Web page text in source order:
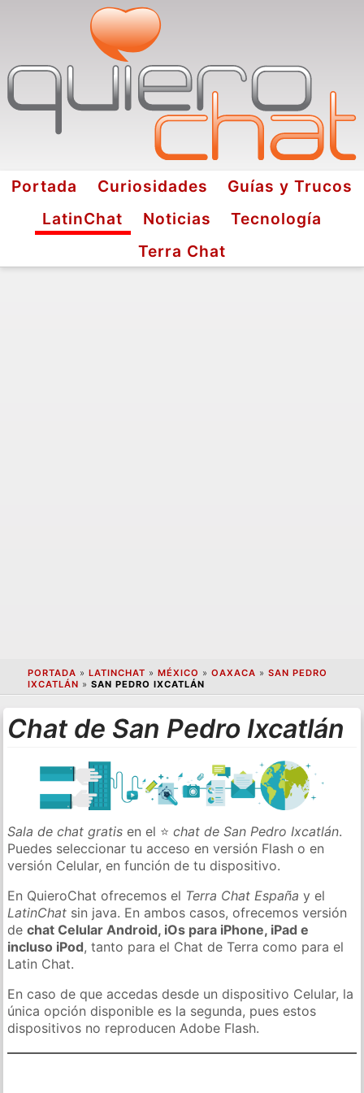
Portada Curiosidades
Guías y Trucos
LatinChat
Noticias
Tecnología
Terra Chat
PORTADA » LATINCHAT » MÉXICO » OAXACA » SAN PEDRO
IXCATLÁN » SAN PEDRO IXCATLÁN
Chat de San Pedro Ixcatlán
Sala de chat gratis en el ⭐chat de San Pedro Ixcatlán.
Puedes seleccionar tu acceso en versión Flash o en
versión Celular, en función de tu dispositivo.
En QuieroChat ofrecemos el Terra Chat España y el
LatinChat sin java. En ambos casos, ofrecemos versión
dechat Celular Android, iOs para iPhone, iPad e
incluso iPod, tanto para el Chat de Terra como para el
Latin Chat.
En caso de que accedas desde un dispositivo Celular, la
única opción disponible es la segunda, pues estos
dispositivos no reproducen Adobe Flash.